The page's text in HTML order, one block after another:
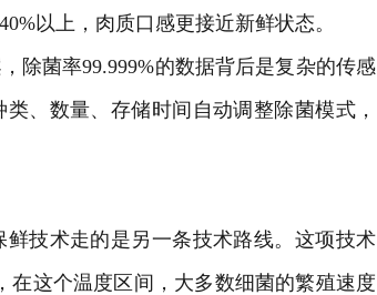
以上，肉质口感更接近新鲜状态。
菌率99.999%的数据背后是复杂的传感
、数量、存储时间自动调整除菌模式，
技术走的是另一条技术路线。这项技术
这个温度区间，大多数细菌的繁殖速度